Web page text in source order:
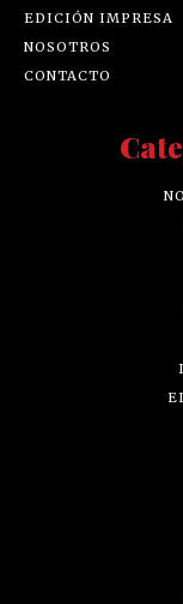
EDICIÓN IMPRESA
NOSOTROS
CONTACTO